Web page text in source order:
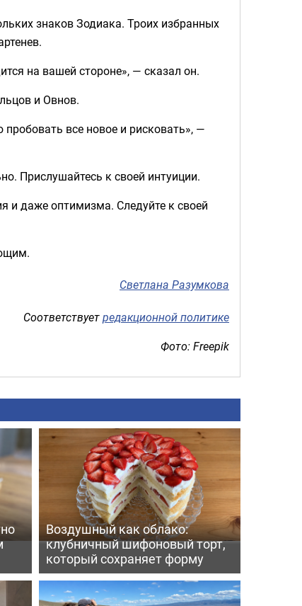
знаков Зодиака. Троих избранных
на вашей стороне», — сказал он.
и Овнов.
все новое и рисковать», —
Прислушайтесь к своей интуиции.
и даже оптимизма. Следуйте к своей
Светлана Разумкова
Соответствуетредакционной политике
Фото: Freepik
Воздушный как облако:
клубничный шифоновый торт,
который сохраняет форму